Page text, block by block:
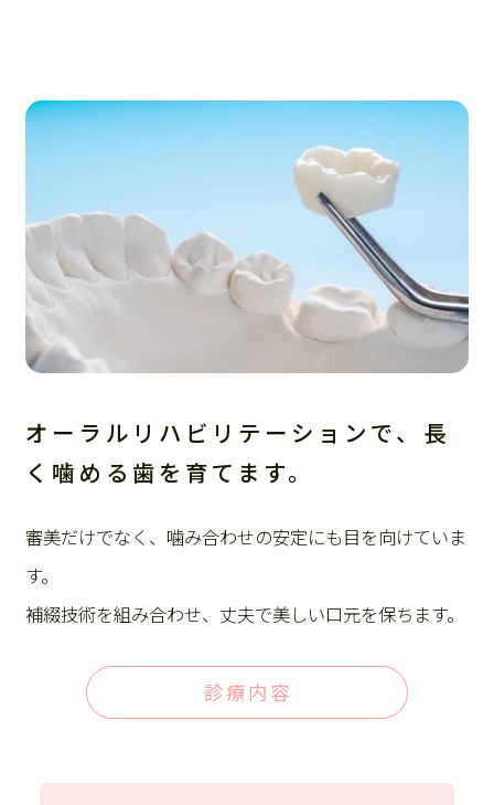
オーラルリハビリテーションで、長
く噛める歯を育てます。
審美だけでなく、噛み合わせの安定にも目を向けていま
す。
補綴技術を組み合わせ、丈夫で美しい口元を保ちます。
診療内容